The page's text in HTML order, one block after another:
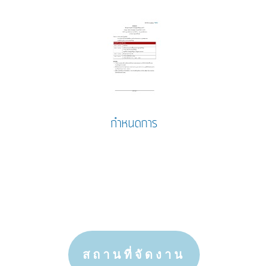
กำหนดการ
สถานที่จัดงาน